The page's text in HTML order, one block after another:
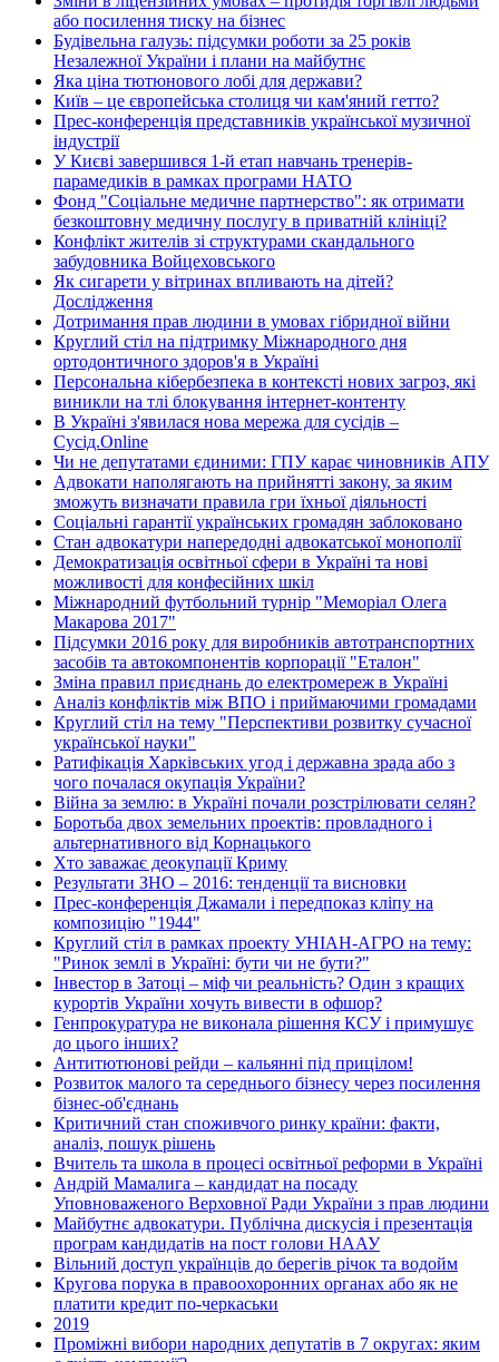
або посилення тиску на бізнес
Будівельна галузь: підсумки роботи за 25 років
Незалежної України і плани на майбутнє
Яка ціна тютюнового лобі для держави?
Київ – це європейська столиця чи кам'яний гетто?
Прес-конференція представників української музичної
індустрії
У Києві завершився 1-й етап навчань тренерів-
парамедиків в рамках програми НАТО
Фонд "Соціальне медичне партнерство": як отримати
безкоштовну медичну послугу в приватній клініці?
Конфлікт жителів зі структурами скандального
забудовника Войцеховського
Як сигарети у вітринах впливають на дітей?
Дослідження
Дотримання прав людини в умовах гібридної війни
Круглий стіл на підтримку Міжнародного дня
ортодонтичного здоров'я в Україні
Персональна кібербезпека в контексті нових загроз, які
виникли на тлі блокування інтернет-контенту
В Україні з'явилася нова мережа для сусідів –
Сусід.Online
Чи не депутатами єдиними: ГПУ карає чиновників АПУ
Адвокати наполягають на прийнятті закону, за яким
зможуть визначати правила гри їхньої діяльності
Соціальні гарантії українських громадян заблоковано
Стан адвокатури напередодні адвокатської монополії
Демократизація освітньої сфери в Україні та нові
можливості для конфесійних шкіл
Міжнародний футбольний турнір "Меморіал Олега
Макарова 2017"
Підсумки 2016 року для виробників автотранспортних
засобів та автокомпонентів корпорації "Еталон"
Зміна правил приєднань до електромереж в Україні
Аналіз конфліктів між ВПО і приймаючими громадами
Круглий стіл на тему "Перспективи розвитку сучасної
української науки"
Ратифікація Харківських угод і державна зрада або з
чого почалася окупація України?
Війна за землю: в Україні почали розстрілювати селян?
Боротьба двох земельних проектів: провладного і
альтернативного від Корнацького
Хто заважає деокупації Криму
Результати ЗНО – 2016: тенденції та висновки
Прес-конференція Джамали і передпоказ кліпу на
композицію "1944"
Круглий стіл в рамках проекту УНІАН-АГРО на тему:
"Ринок землі в Україні: бути чи не бути?"
Інвестор в Затоці – міф чи реальність? Один з кращих
курортів України хочуть вивести в офшор?
Генпрокуратура не виконала рішення КСУ і примушує
до цього інших?
Антитютюнові рейди – кальянні під прицілом!
Розвиток малого та середнього бізнесу через посилення
бізнес-об'єднань
Критичний стан споживчого ринку країни: факти,
аналіз, пошук рішень
Вчитель та школа в процесі освітньої реформи в Україні
Андрій Мамалига – кандидат на посаду
Уповноваженого Верховної Ради України з прав людини
Майбутнє адвокатури. Публічна дискусія і презентація
програм кандидатів на пост голови НААУ
Вільний доступ українців до берегів річок та водойм
Кругова порука в правоохоронних органах або як не
платити кредит по-черкаськи
2019
Проміжні вибори народних депутатів в 7 округах: яким